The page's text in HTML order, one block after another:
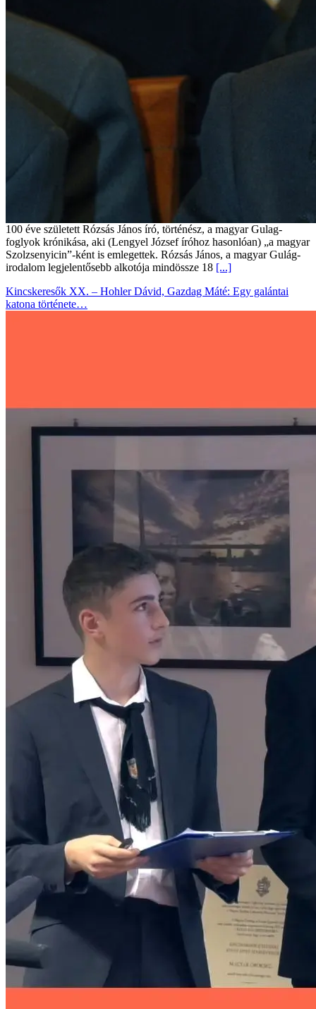
100 éve született Rózsás János író, történész, a magyar Gulag-
foglyok krónikása, aki (Lengyel József íróhoz hasonlóan) „a magyar
Szolzsenyicin”-ként is emlegettek. Rózsás János, a magyar Gulág-
irodalom legjelentősebb alkotója mindössze 18 [...]
Kincskeresők XX. – Hohler Dávid, Gazdag Máté: Egy galántai
katona története…